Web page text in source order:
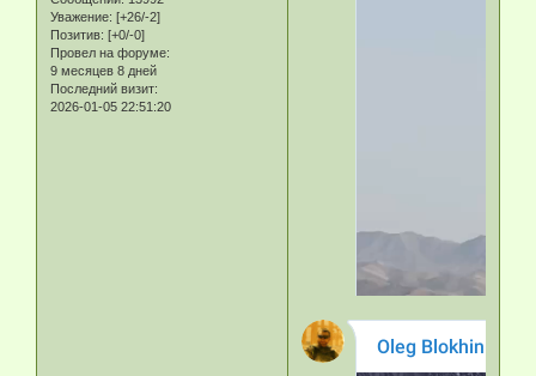
Уважение: [+26/-2]
Позитив: [+0/-0]
Провел на форуме:
9 месяцев 8 дней
Последний визит:
2026-01-05 22:51:20